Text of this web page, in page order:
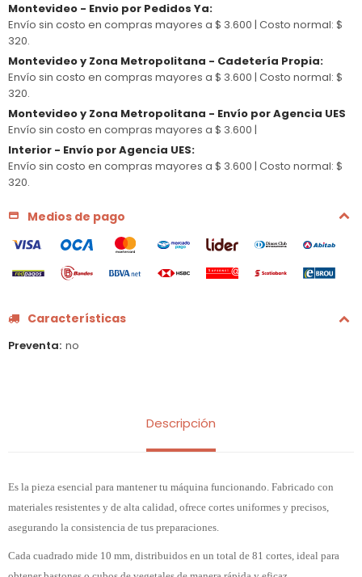
Montevideo - Envio por Pedidos Ya:
Envío sin costo en compras mayores a $ 3.600 | Costo normal: $
320.
Montevideo y Zona Metropolitana - Cadetería Propia:
Envío sin costo en compras mayores a $ 3.600 | Costo normal: $
320.
Montevideo y Zona Metropolitana - Envío por Agencia UES
Envío sin costo en compras mayores a $ 3.600 |
Interior - Envío por Agencia UES:
Envío sin costo en compras mayores a $ 3.600 | Costo normal: $
320.
Medios de pago
Características
Preventa no
Descripción
Es la pieza esencial para mantener tu máquina funcionando. Fabricado con
materiales resistentes y de alta calidad, ofrece cortes uniformes y precisos,
asegurando la consistencia de tus preparaciones.
Cada cuadrado mide 10 mm, distribuidos en un total de 81 cortes, ideal para